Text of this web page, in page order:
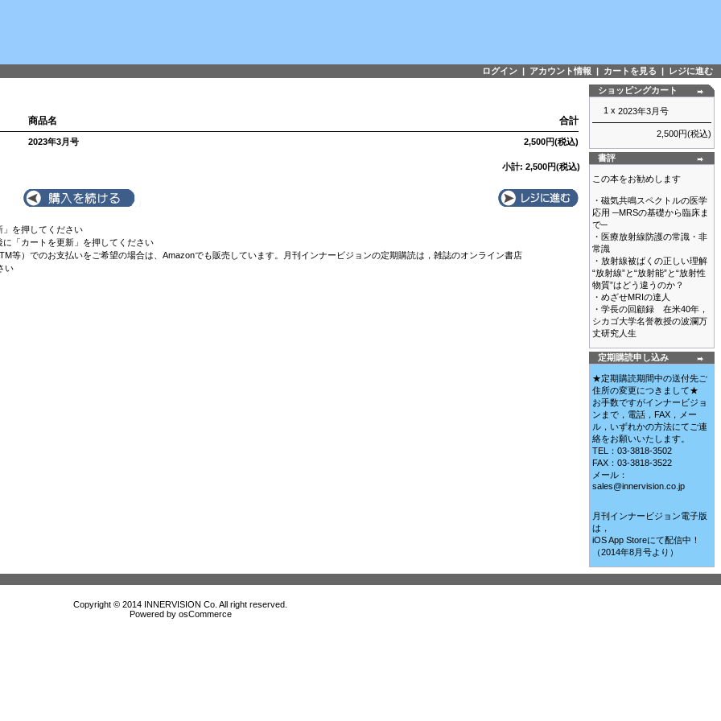
ログイン | アカウント情報 | カートを見る | レジに進む
商品名 合計
2023年3月号 2,500円(税込)
小計: 2,500円(税込)
を押してください
「カートを更新」を押してください
等）でのお支払いをご希望の場合は、Amazonでも販売しています。月刊インナービジョンの定期購読は，雑誌のオンライン書店
い
ショッピングカート
1 x 2023年3月号
2,500円(税込)
書評
この本をお勧めします
・磁気共鳴スペクトルの医学
応用 ─MRSの基礎から臨床ま
で─
・医療放射線防護の常識・非
常識
・放射線被ばくの正しい理解
“放射線”と“放射能”と“放射性
物質”はどう違うのか？
・めざせMRIの達人
・学長の回顧録 在米40年，
シカゴ大学名誉教授の波瀾万
丈研究人生
定期購読申し込み
★定期購読期間中の送付先ご
住所の変更につきまして★
お手数ですがインナービジョ
ンまで，電話，FAX，メー
ル，いずれかの方法にてご連
絡をお願いいたします。
TEL：03-3818-3502
FAX：03-3818-3522
メール：
sales@innervision.co.jp
月刊インナービジョン電子版
は，
iOS App Storeにて配信中！
（2014年8月号より）
Copyright © 2014 INNERVISION Co. All right reserved.
Powered by osCommerce